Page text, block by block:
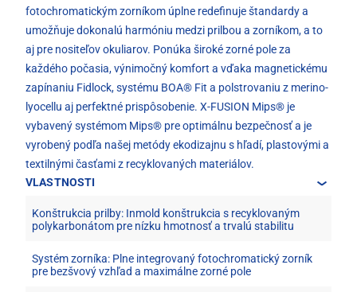
fotochromatickým zorníkom úplne redefinuje štandardy a
umožňuje dokonalú harmóniu medzi prilbou a zorníkom, a to
aj pre nositeľov okuliarov. Ponúka široké zorné pole za
každého počasia, výnimočný komfort a vďaka magnetickému
zapínaniu Fidlock, systému BOA® Fit a polstrovaniu z merino-
lyocellu aj perfektné prispôsobenie. X-FUSION Mips® je
vybavený systémom Mips® pre optimálnu bezpečnosť a je
vyrobený podľa našej metódy ekodizajnu s hľadí, plastovými a
textilnými časťami z recyklovaných materiálov.
VLASTNOSTI
Konštrukcia prilby: Inmold konštrukcia s recyklovaným
polykarbonátom pre nízku hmotnosť a trvalú stabilitu
Systém zorníka: Plne integrovaný fotochromatický zorník
pre bezšvový vzhľad a maximálne zorné pole